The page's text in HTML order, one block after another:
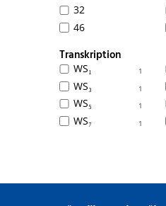
32
46
Transkription
1
WS₁
1
WS₃
1
WS₅
1
WS₇